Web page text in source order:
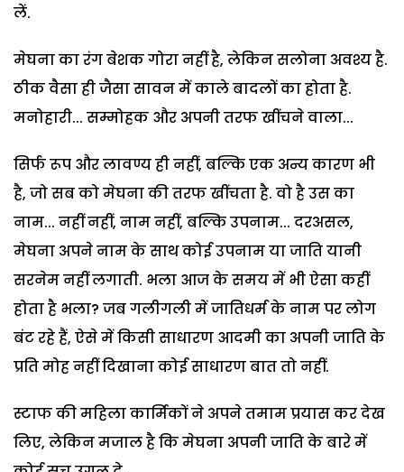
लें.
मेघना का रंग बेशक गोरा नहीं है, लेकिन सलोना अवश्य है.
ठीक वैसा ही जैसा सावन में काले बादलों का होता है.
मनोहारी... सम्मोहक और अपनी तरफ खींचने वाला...
सिर्फ रूप और लावण्य ही नहीं, बल्कि एक अन्य कारण भी
है, जो सब को मेघना की तरफ खींचता है. वो है उस का
नाम... नहीं नहीं, नाम नहीं, बल्कि उपनाम... दरअसल,
मेघना अपने नाम के साथ कोई उपनाम या जाति यानी
सरनेम नहीं लगाती. भला आज के समय में भी ऐसा कहीं
होता है भला? जब गलीगली में जातिधर्म के नाम पर लोग
बंट रहे हैं, ऐसे में किसी साधारण आदमी का अपनी जाति के
प्रति मोह नहीं दिखाना कोई साधारण बात तो नहीं.
स्टाफ की महिला कार्मिकों ने अपने तमाम प्रयास कर देख
लिए, लेकिन मजाल है कि मेघना अपनी जाति के बारे में